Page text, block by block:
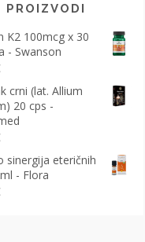
PROIZVODI
K2 100mcg x 30
- Swanson
crni (lat. Allium
20 cps -
sinergija eteričnih
- Flora